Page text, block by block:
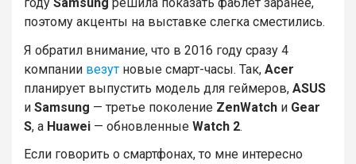
году Samsung решила показать фаблет заранее,
поэтому акценты на выставке слегка сместились.
Я обратил внимание, что в 2016 году сразу 4
компании везут новые смарт-часы. Так, Acer
планирует выпустить модель для геймеров, ASUS
и Samsung — третье поколение ZenWatch и Gear
S, а Huawei — обновленные Watch 2.
Если говорить о смартфонах, то мне интересно